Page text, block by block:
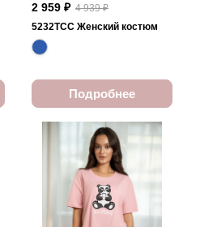
2 959 ₽ 4 939 ₽
5232TCC Женский костюм
Подробнее